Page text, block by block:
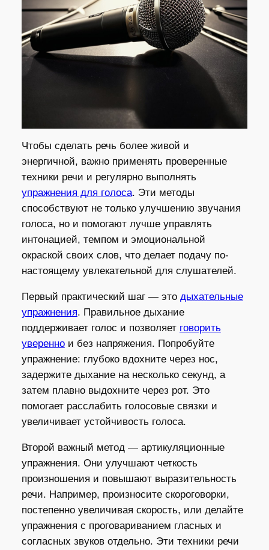
Чтобы сделать речь более живой и
энергичной, важно применять проверенные
техники речи и регулярно выполнять
упражнения для голоса. Эти методы
способствуют не только улучшению звучания
голоса, но и помогают лучше управлять
интонацией, темпом и эмоциональной
окраской своих слов, что делает подачу по-
настоящему увлекательной для слушателей.
Первый практический шаг — это дыхательные
упражнения. Правильное дыхание
поддерживает голос и позволяет говорить
увереннои без напряжения. Попробуйте
упражнение: глубоко вдохните через нос,
задержите дыхание на несколько секунд, а
затем плавно выдохните через рот. Это
помогает расслабить голосовые связки и
увеличивает устойчивость голоса.
Второй важный метод — артикуляционные
упражнения. Они улучшают четкость
произношения и повышают выразительность
речи. Например, произносите скороговорки,
постепенно увеличивая скорость, или делайте
упражнения с проговариванием гласных и
согласных звуков отдельно. Эти техники речи